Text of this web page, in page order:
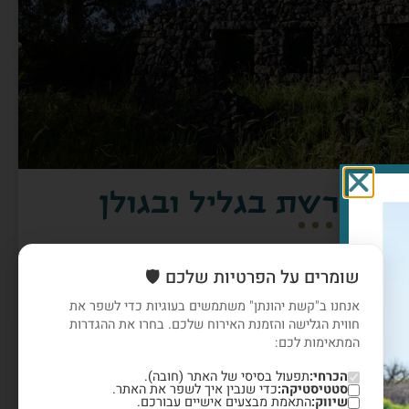
ומורשת בגליל ובגולן
זו גם כן, סיפורי התיישבות ציונות ומורשת על גדות
קרב תל מוטילה ? מדוע נעלמה מושבת משמר הירדן
גבורה והסיפורים שלא הכרתם
שומרים על הפרטיות שלכם 🛡️
אנחנו ב"קשת יהונתן" משתמשים בעוגיות כדי לשפר את
חווית הגלישה והזמנת האירוח שלכם. בחרו את ההגדרות
המתאימות לכם:
הכרחי:תפעול בסיסי של האתר (חובה).
סטטיסטיקה:כדי שנבין איך לשפר את האתר.
שיווק:התאמת מבצעים אישיים עבורכם.